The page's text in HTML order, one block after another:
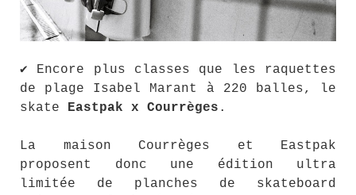
✔ Encore plus classes que les raquettes
de plage Isabel Marant à 220 balles, le
skate Eastpak x Courrèges .
La maison Courrèges et Eastpak
proposent donc une édition ultra
limitée de planches de skateboard